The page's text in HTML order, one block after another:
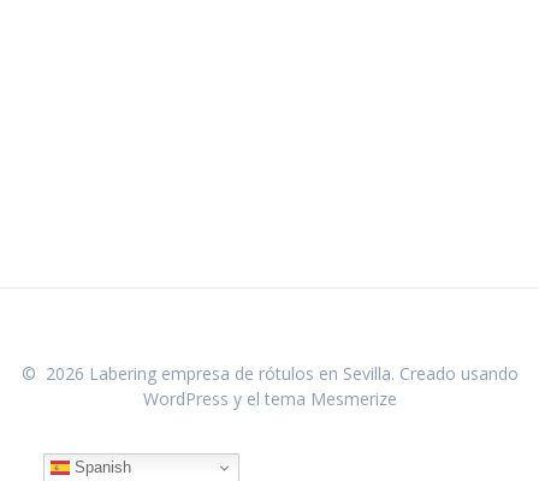
© 2026 Labering empresa de rótulos en Sevilla. Creado usando
WordPress y el tema Mesmerize
Spanish